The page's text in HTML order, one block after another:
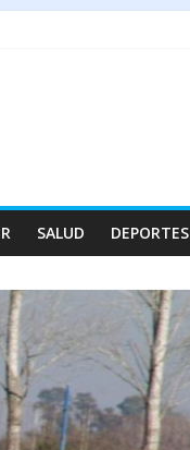
SALUD DEPORTES